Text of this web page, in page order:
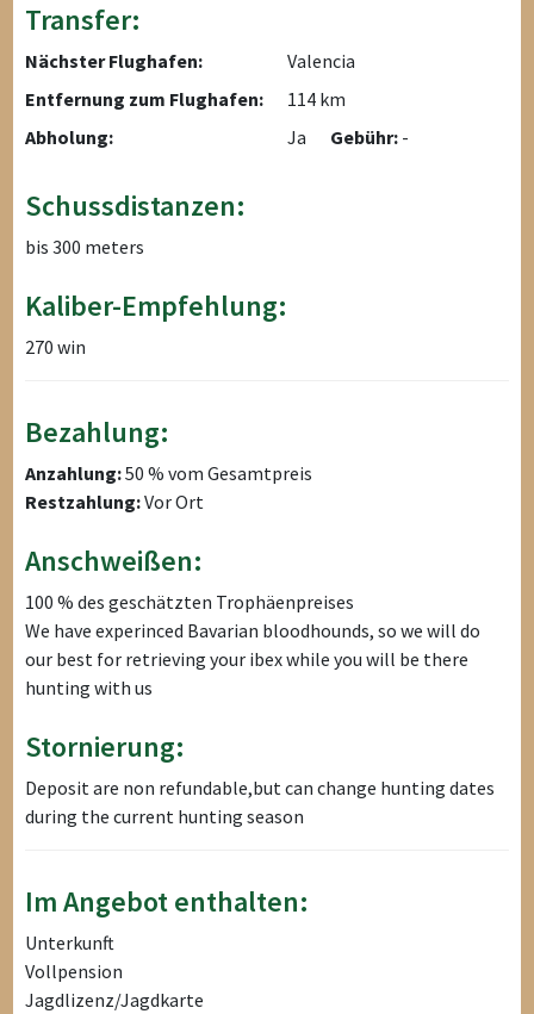
Transfer:
Nächster Flughafen:
Valencia
Entfernung zum Flughafen:
114 km
Abholung:
Ja Gebühr: -
Schussdistanzen:
bis 300 meters
Kaliber-Empfehlung:
270 win
Bezahlung:
Anzahlung:50 % vom Gesamtpreis
Restzahlung:Vor Ort
Anschweißen:
100 % des geschätzten Trophäenpreises
We have experinced Bavarian bloodhounds, so we will do
our best for retrieving your ibex while you will be there
hunting with us
Stornierung:
Deposit are non refundable,but can change hunting dates
during the current hunting season
Im Angebot enthalten:
Unterkunft
Vollpension
Jagdlizenz/Jagdkarte